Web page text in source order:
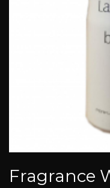
Fragrance